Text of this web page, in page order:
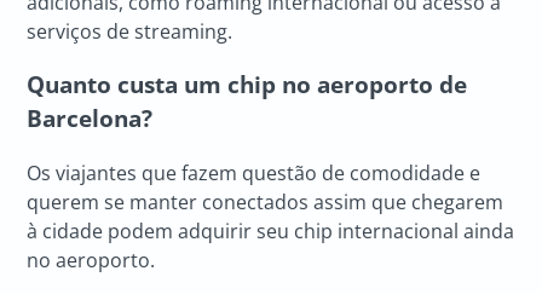
serviços de streaming.
Quanto custa um chip no aeroporto de
Barcelona?
Os viajantes que fazem questão de comodidade e
querem se manter conectados assim que chegarem
à cidade podem adquirir seu chip internacional ainda
no aeroporto.